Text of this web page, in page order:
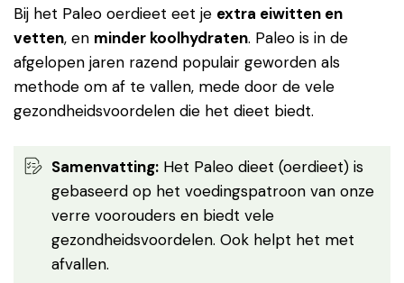
Bij het Paleo oerdieet eet je extra eiwitten en
vetten, en minder koolhydraten. Paleo is in de
afgelopen jaren razend populair geworden als
methode om af te vallen, mede door de vele
gezondheidsvoordelen die het dieet biedt.
Samenvatting: Het Paleo dieet (oerdieet) is
gebaseerd op het voedingspatroon van onze
verre voorouders en biedt vele
gezondheidsvoordelen. Ook helpt het met
afvallen.